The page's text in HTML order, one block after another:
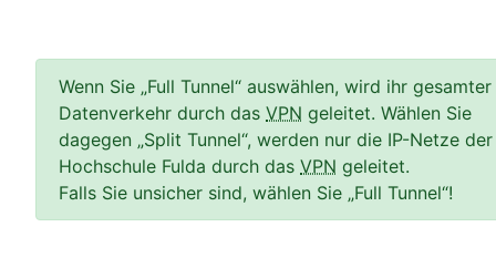
Wenn Sie „Full Tunnel“ auswählen, wird ihr gesamter
Datenverkehr durch das VPN geleitet. Wählen Sie
dagegen „Split Tunnel“, werden nur die IP-Netze der
Hochschule Fulda durch das VPN geleitet.
Falls Sie unsicher sind, wählen Sie „Full Tunnel“!